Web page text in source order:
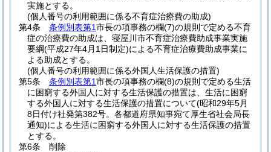
実施とする。
(個人番号の利用範囲に係る不育症治療費の助成)
第4条
条例別表第1市長の項事務の欄(7)の規則で定める不育
症の治療費の助成は、寝屋川市不育症治療費助成事業実施
要綱(平成27年4月1日制定)による不育症治療費助成事業に
よる助成とする。
(個人番号の利用範囲に係る外国人生活保護の措置)
第5条
条例別表第1市長の項事務の欄(8)の規則で定める生活
に困窮する外国人に対する生活保護の措置は、生活に困窮
する外国人に対する生活保護の措置について(昭和29年5月
8日付け社発第382号。各都道府県知事宛て厚生省社会局長
通知)による生活に困窮する外国人に対する生活保護の措置
とする。
第6条
削除